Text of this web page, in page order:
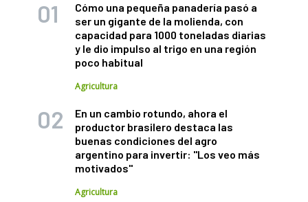
Cómo una pequeña panadería pasó a
ser un gigante de la molienda, con
capacidad para 1000 toneladas diarias
y le dio impulso al trigo en una región
poco habitual
Agricultura
En un cambio rotundo, ahora el
productor brasilero destaca las
buenas condiciones del agro
argentino para invertir: "Los veo más
motivados"
Agricultura